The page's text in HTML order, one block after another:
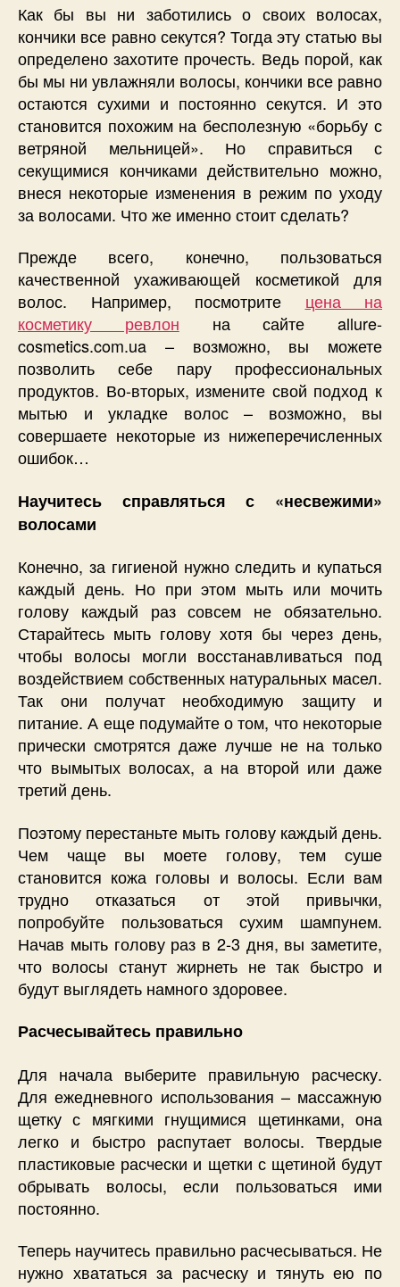
Как бы вы ни заботились о своих волосах,
кончики все равно секутся? Тогда эту статью вы
определено захотите прочесть. Ведь порой, как
бы мы ни увлажняли волосы, кончики все равно
остаются сухими и постоянно секутся. И это
становится похожим на бесполезную «борьбу с
ветряной мельницей». Но справиться с
секущимися кончиками действительно можно,
внеся некоторые изменения в режим по уходу
за волосами. Что же именно стоит сделать?
Прежде всего, конечно, пользоваться
качественной ухаживающей косметикой для
волос. Например, посмотрите цена на
косметику ревлон на сайте allure-
cosmetics.com.ua – возможно, вы можете
позволить себе пару профессиональных
продуктов. Во-вторых, измените свой подход к
мытью и укладке волос – возможно, вы
совершаете некоторые из нижеперечисленных
ошибок…
Научитесь справляться с «несвежими»
волосами
Конечно, за гигиеной нужно следить и купаться
каждый день. Но при этом мыть или мочить
голову каждый раз совсем не обязательно.
Старайтесь мыть голову хотя бы через день,
чтобы волосы могли восстанавливаться под
воздействием собственных натуральных масел.
Так они получат необходимую защиту и
питание. А еще подумайте о том, что некоторые
прически смотрятся даже лучше не на только
что вымытых волосах, а на второй или даже
третий день.
Поэтому перестаньте мыть голову каждый день.
Чем чаще вы моете голову, тем суше
становится кожа головы и волосы. Если вам
трудно отказаться от этой привычки,
попробуйте пользоваться сухим шампунем.
Начав мыть голову раз в 2-3 дня, вы заметите,
что волосы станут жирнеть не так быстро и
будут выглядеть намного здоровее.
Расчесывайтесь правильно
Для начала выберите правильную расческу.
Для ежедневного использования – массажную
щетку с мягкими гнущимися щетинками, она
легко и быстро распутает волосы. Твердые
пластиковые расчески и щетки с щетиной будут
обрывать волосы, если пользоваться ими
постоянно.
Теперь научитесь правильно расчесываться. Не
нужно хвататься за расческу и тянуть ею по